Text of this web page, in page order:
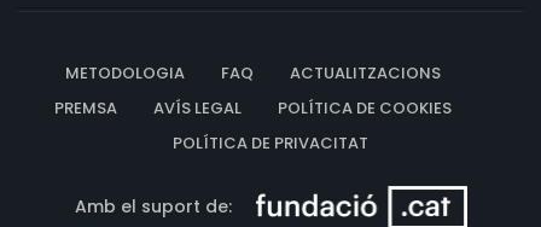
METODOLOGIA FAQ
ACTUALITZACIONS
PREMSA
AVÍS LEGAL
POLÍTICA DE COOKIES
POLÍTICA DE PRIVACITAT
Amb el suport de: